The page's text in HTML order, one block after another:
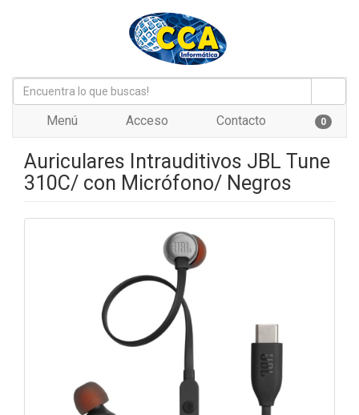
Menú Acceso Contacto 0
Auriculares Intrauditivos JBL Tune
310C/ con Micrófono/ Negros